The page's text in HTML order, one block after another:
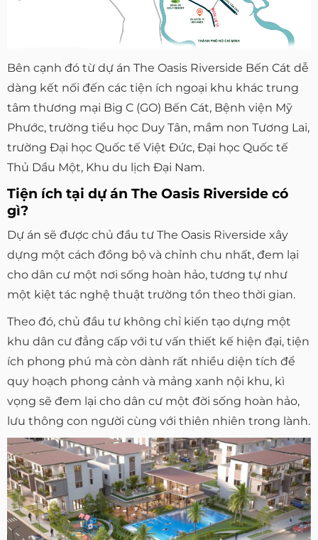
Bên cạnh đó từ dự án The Oasis Riverside Bến Cát dễ
dàng kết nối đến các tiện ích ngoại khu khác trung
tâm thương mại Big C (GO) Bến Cát, Bệnh viện Mỹ
Phước, trường tiểu học Duy Tân, mầm non Tương Lai,
trường Đại học Quốc tế Việt Đức, Đại học Quốc tế
Thủ Dầu Một, Khu du lịch Đại Nam.
Tiện ích tại dự án The Oasis Riverside có
gì?
Dự án sẽ được chủ đầu tư The Oasis Riverside xây
dựng một cách đồng bộ và chỉnh chu nhất, đem lại
cho dân cư một nơi sống hoàn hảo, tương tự như
một kiệt tác nghệ thuật trường tồn theo thời gian.
Theo đó, chủ đầu tư không chỉ kiến tạo dựng một
khu dân cư đẳng cấp với tư vấn thiết kế hiện đại, tiện
ích phong phú mà còn dành rất nhiều diện tích để
quy hoạch phong cảnh và mảng xanh nội khu, kì
vọng sẽ đem lại cho dân cư một đời sống hoàn hảo,
lưu thông con người cùng với thiên nhiên trong lành.